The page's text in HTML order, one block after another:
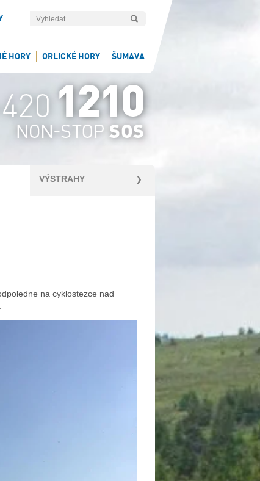
HORY ORLICKÉ HORY ŠUMAVA
VÝSTRAHY
na cyklostezce nad